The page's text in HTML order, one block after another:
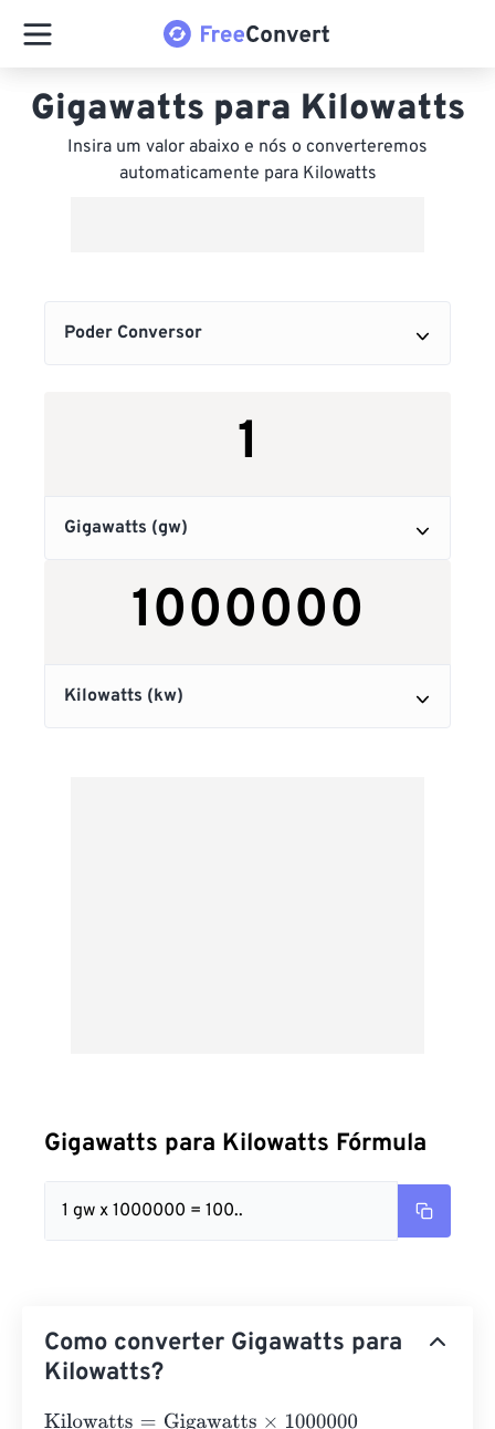
Gigawatts para Kilowatts
Insira um valor abaixo e nós o converteremos
automaticamente para Kilowatts
Gigawatts para Kilowatts Fórmula
1 gw x 1000000 = 100..
Como converter Gigawatts para
Kilowatts?
Kilowatts=Gigawatts×1000000